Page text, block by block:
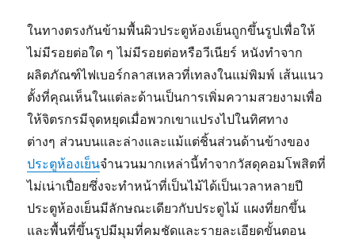
ในทางตรงกันข้ามพื้นผิวประตูห้องเย็นถูกขึ้นรูปเพื่อให้
ไม่มีรอยต่อใด ๆ ไม่มีรอยต่อหรือวีเนียร์ หนังทำจาก
ผลิตภัณฑ์ไฟเบอร์กลาสเหลวที่เทลงในแม่พิมพ์ เส้นแนว
ตั้งที่คุณเห็นในแต่ละด้านเป็นการเพิ่มความสวยงามเพื่อ
ให้จิตรกรมีจุดหยุดเมื่อพวกเขาแปรงไปในทิศทาง
ต่างๆ ส่วนบนและล่างและแม้แต่ชิ้นส่วนด้านข้างของ
ประตูห้องเย็นจำนวนมากเหล่านี้ทำจากวัสดุคอมโพสิตที่
ไม่เน่าเปื่อยซึ่งจะทำหน้าที่เป็นไม้ได้เป็นเวลาหลายปี
ประตูห้องเย็นมีลักษณะเดียวกับประตูไม้ แผงที่ยกขึ้น
และพื้นที่ขึ้นรูปมีมุมที่คมชัดและรายละเอียดขั้นตอน